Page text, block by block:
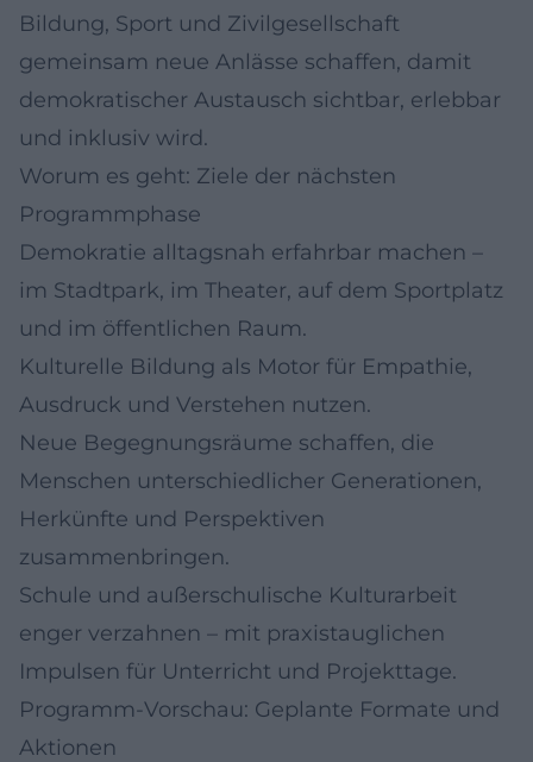
Bildung, Sport und Zivilgesellschaft
gemeinsam neue Anlässe schaffen, damit
demokratischer Austausch sichtbar, erlebbar
und inklusiv wird.
Worum es geht: Ziele der nächsten
Programmphase
Demokratie alltagsnah erfahrbar machen –
im Stadtpark, im Theater, auf dem Sportplatz
und im öffentlichen Raum.
Kulturelle Bildung als Motor für Empathie,
Ausdruck und Verstehen nutzen.
Neue Begegnungsräume schaffen, die
Menschen unterschiedlicher Generationen,
Herkünfte und Perspektiven
zusammenbringen.
Schule und außerschulische Kulturarbeit
enger verzahnen – mit praxistauglichen
Impulsen für Unterricht und Projekttage.
Programm-Vorschau: Geplante Formate und
Aktionen